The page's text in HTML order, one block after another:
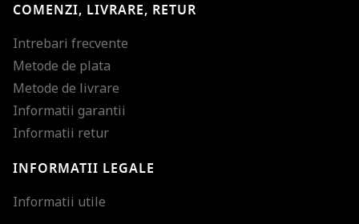
COMENZI, LIVRARE, RETUR
Intrebari frecvente
Metode de plata
Metode de livrare
Informatii garantii
Informatii retur
INFORMATII LEGALE
Informatii utile